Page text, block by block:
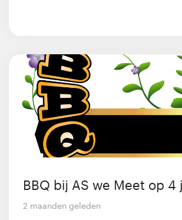
BBQ bij AS we Meet op 4
2 maanden geleden